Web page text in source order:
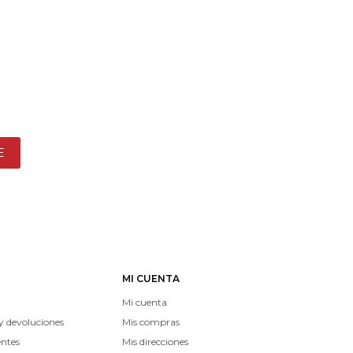
devoluciones
MI CUENTA
Mi cuenta
Mis compras
Mis direcciones